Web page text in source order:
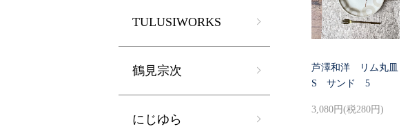
芦澤和洋 リム丸皿
S サンド 5
3,080円(税280円)
TULUSIWORKS
鶴見宗次
にじゆら